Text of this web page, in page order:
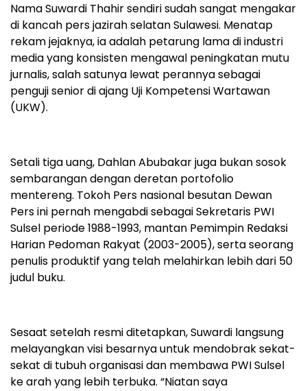
Nama Suwardi Thahir sendiri sudah sangat mengakar
di kancah pers jazirah selatan Sulawesi. Menatap
rekam jejaknya, ia adalah petarung lama di industri
media yang konsisten mengawal peningkatan mutu
jurnalis, salah satunya lewat perannya sebagai
penguji senior di ajang Uji Kompetensi Wartawan
(UKW).
Setali tiga uang, Dahlan Abubakar juga bukan sosok
sembarangan dengan deretan portofolio
mentereng. Tokoh Pers nasional besutan Dewan
Pers ini pernah mengabdi sebagai Sekretaris PWI
Sulsel periode 1988-1993, mantan Pemimpin Redaksi
Harian Pedoman Rakyat (2003-2005), serta seorang
penulis produktif yang telah melahirkan lebih dari 50
judul buku.
Sesaat setelah resmi ditetapkan, Suwardi langsung
melayangkan visi besarnya untuk mendobrak sekat-
sekat di tubuh organisasi dan membawa PWI Sulsel
ke arah yang lebih terbuka. “Niatan saya